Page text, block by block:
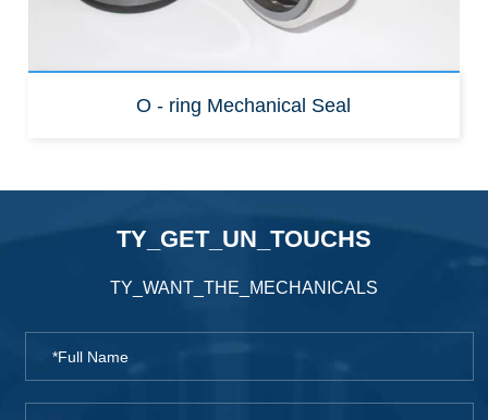
O - ring Mechanical Seal
TY_GET_UN_TOUCHS
TY_WANT_THE_MECHANICALS